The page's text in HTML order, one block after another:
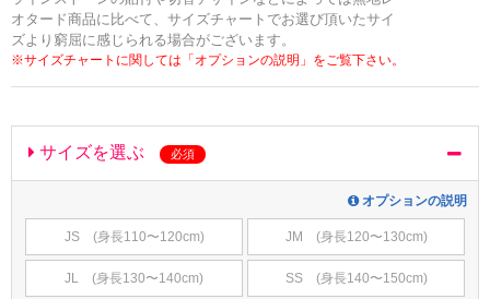
オタード商品に比べて、サイズチャートでお選び頂いたサイ
ズより窮屈に感じられる場合がございます。
※サイズチャートに関しては「オプションの説明」をご覧下さい。
サイズを選ぶ 必須
オプションの説明
JS (身長110〜120cm) JM (身長120〜130cm)
JL (身長130〜140cm) SS (身長140〜150cm)